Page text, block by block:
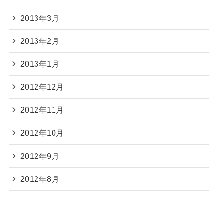
2013年3月
2013年2月
2013年1月
2012年12月
2012年11月
2012年10月
2012年9月
2012年8月